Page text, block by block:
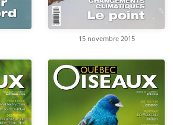
15 novembre 2015